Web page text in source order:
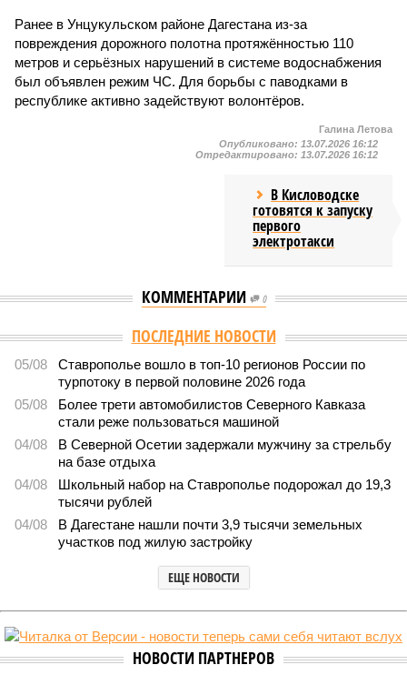
Ранее в Унцукульском районе Дагестана из-за
повреждения дорожного полотна протяжённостью 110
метров и серьёзных нарушений в системе водоснабжения
был объявлен режим ЧС. Для борьбы с паводками в
республике активно задействуют волонтёров.
Галина Летова
Опубликовано: 13.07.2026 16:12
Отредактировано: 13.07.2026 16:12
В Кисловодске
готовятся к запуску
первого
электротакси
КОММЕНТАРИИ 0
ПОСЛЕДНИЕ НОВОСТИ
05/08
Ставрополье вошло в топ-10 регионов России по
турпотоку в первой половине 2026 года
05/08
Более трети автомобилистов Северного Кавказа
стали реже пользоваться машиной
04/08
В Северной Осетии задержали мужчину за стрельбу
на базе отдыха
04/08
Школьный набор на Ставрополье подорожал до 19,3
тысячи рублей
04/08
В Дагестане нашли почти 3,9 тысячи земельных
участков под жилую застройку
ЕЩЕ НОВОСТИ
НОВОСТИ ПАРТНЕРОВ